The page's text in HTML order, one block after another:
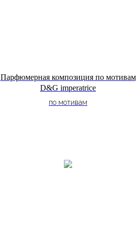
Парфюмерная композиция по мотивам
D&G imperatrice
по мотивам